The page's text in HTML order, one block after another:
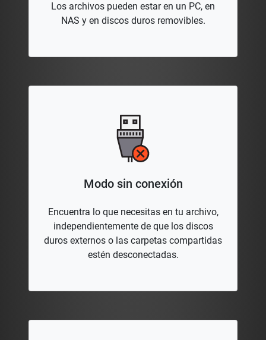
Los archivos pueden estar en un PC, en
NAS y en discos duros removibles.
Modo sin conexión
Encuentra lo que necesitas en tu archivo,
independientemente de que los discos
duros externos o las carpetas compartidas
estén desconectadas.